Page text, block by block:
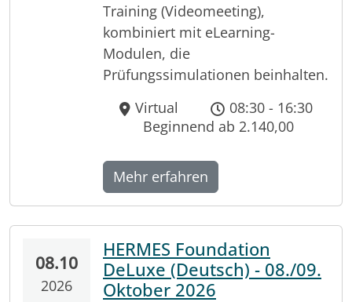
Training (Videomeeting),
kombiniert mit eLearning-
Modulen, die
Prüfungssimulationen beinhalten.
Virtual
08:30 - 16:30
Beginnend ab 2.140,00
Mehr erfahren
08.10
2026
HERMES Foundation
DeLuxe (Deutsch) - 08./09.
Oktober 2026